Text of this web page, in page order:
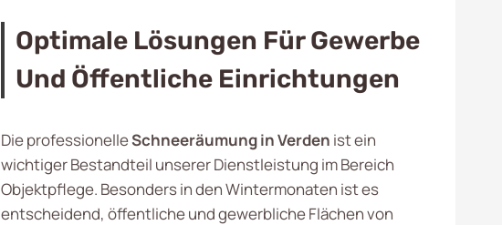
Optimale Lösungen Für Gewerbe
Und Öffentliche Einrichtungen
Die professionelleSchneeräumung in Verden ist ein
wichtiger Bestandteil unserer Dienstleistung im Bereich
Objektpflege. Besonders in den Wintermonaten ist es
entscheidend, öffentliche und gewerbliche Flächen von